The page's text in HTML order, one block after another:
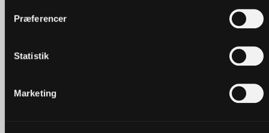
Præferencer
Statistik
Marketing
Pinse | Derfor fejrer vi den